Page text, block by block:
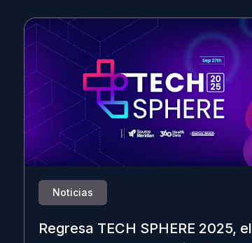
Noticias
Regresa TECH SPHERE 2025, el